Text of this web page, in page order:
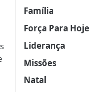
Família
Força Para Hoje
Liderança
Missões
Natal